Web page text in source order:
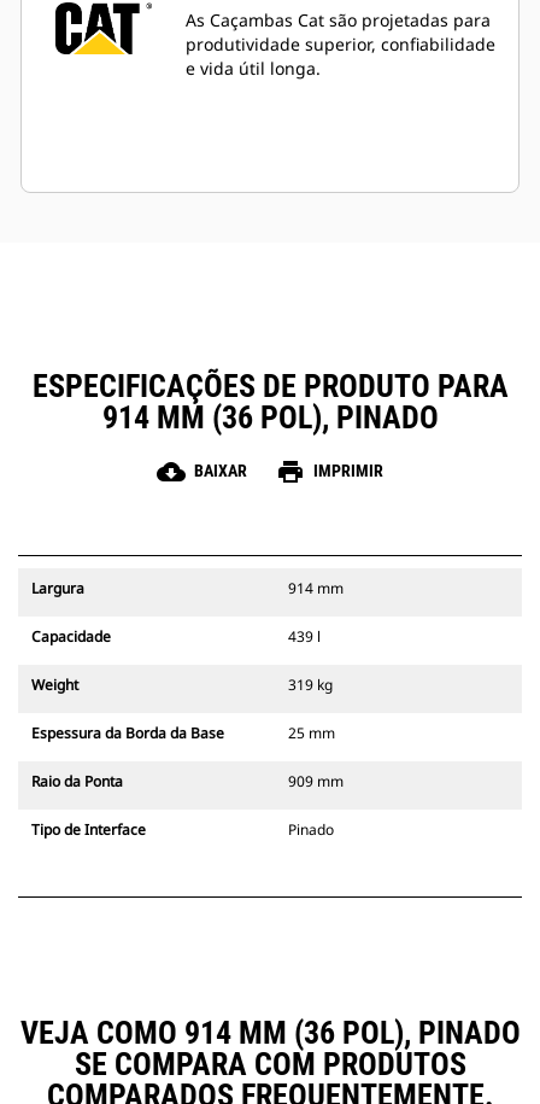
As Caçambas Cat são projetadas para
produtividade superior, confiabilidade
e vida útil longa.
ESPECIFICAÇÕES DE PRODUTO PARA
914 MM (36 POL), PINADO
cloud_download BAIXAR print IMPRIMIR
Largura 914 mm
Capacidade 439 l
Weight 319 kg
Espessura da Borda da Base 25 mm
Raio da Ponta 909 mm
Tipo de Interface Pinado
VEJA COMO 914 MM (36 POL), PINADO
SE COMPARA COM PRODUTOS
COMPARADOS FREQUENTEMENTE.